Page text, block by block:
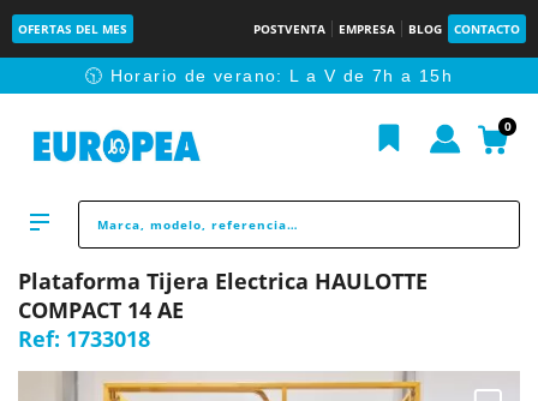
OFERTAS DEL MES POSTVENTA EMPRESA BLOG CONTACTO
🕥 Horario de verano: L a V de 7h a 15h
0
Plataforma Tijera Electrica HAULOTTE
COMPACT 14 AE
Ref: 1733018